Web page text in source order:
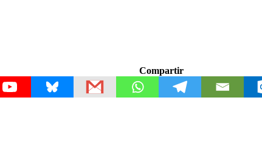
Compartir